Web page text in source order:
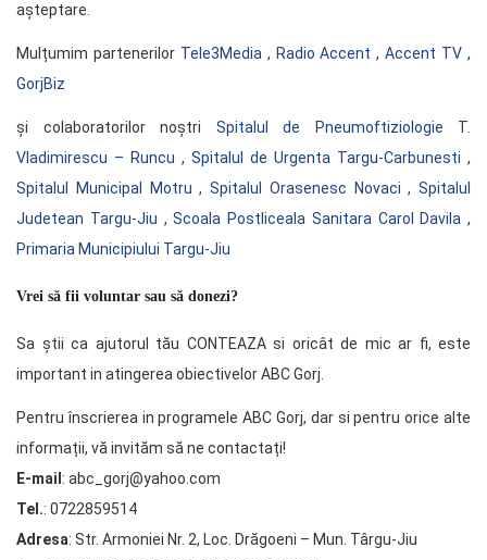
așteptare.
Mulțumim partenerilor Tele3Media, Radio Accent ,Accent TV ,
GorjBiz
și colaboratorilor noștri Spitalul de Pneumoftiziologie T.
Vladimirescu – Runcu , Spitalul de Urgenta Targu-Carbunesti ,
Spitalul Municipal Motru , Spitalul Orasenesc Novaci , Spitalul
Judetean Targu-Jiu ,Scoala Postliceala Sanitara Carol Davila ,
Primaria Municipiului Targu-Jiu
Vrei să fii voluntar sau să donezi?
Sa știi ca ajutorul tău CONTEAZA si oricât de mic ar fi, este
important in atingerea obiectivelor ABC Gorj.
Pentru înscrierea in programele ABC Gorj, dar si pentru orice alte
informații, vă invităm să ne contactați!
E-mail : abc_gorj@yahoo.com
Tel.: 0722859514
Adresa: Str. Armoniei Nr. 2, Loc. Drăgoeni – Mun. Târgu-Jiu